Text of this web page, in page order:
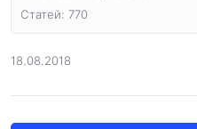
Статей: 770
18.08.2018